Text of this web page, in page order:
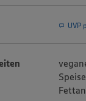
UVP